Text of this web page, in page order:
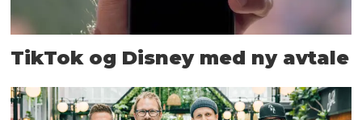
TikTok og Disney med ny avtale